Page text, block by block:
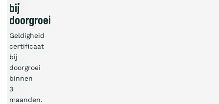
bij
doorgroei
Geldigheid
certificaat
bij
doorgroei
binnen
3
maanden.